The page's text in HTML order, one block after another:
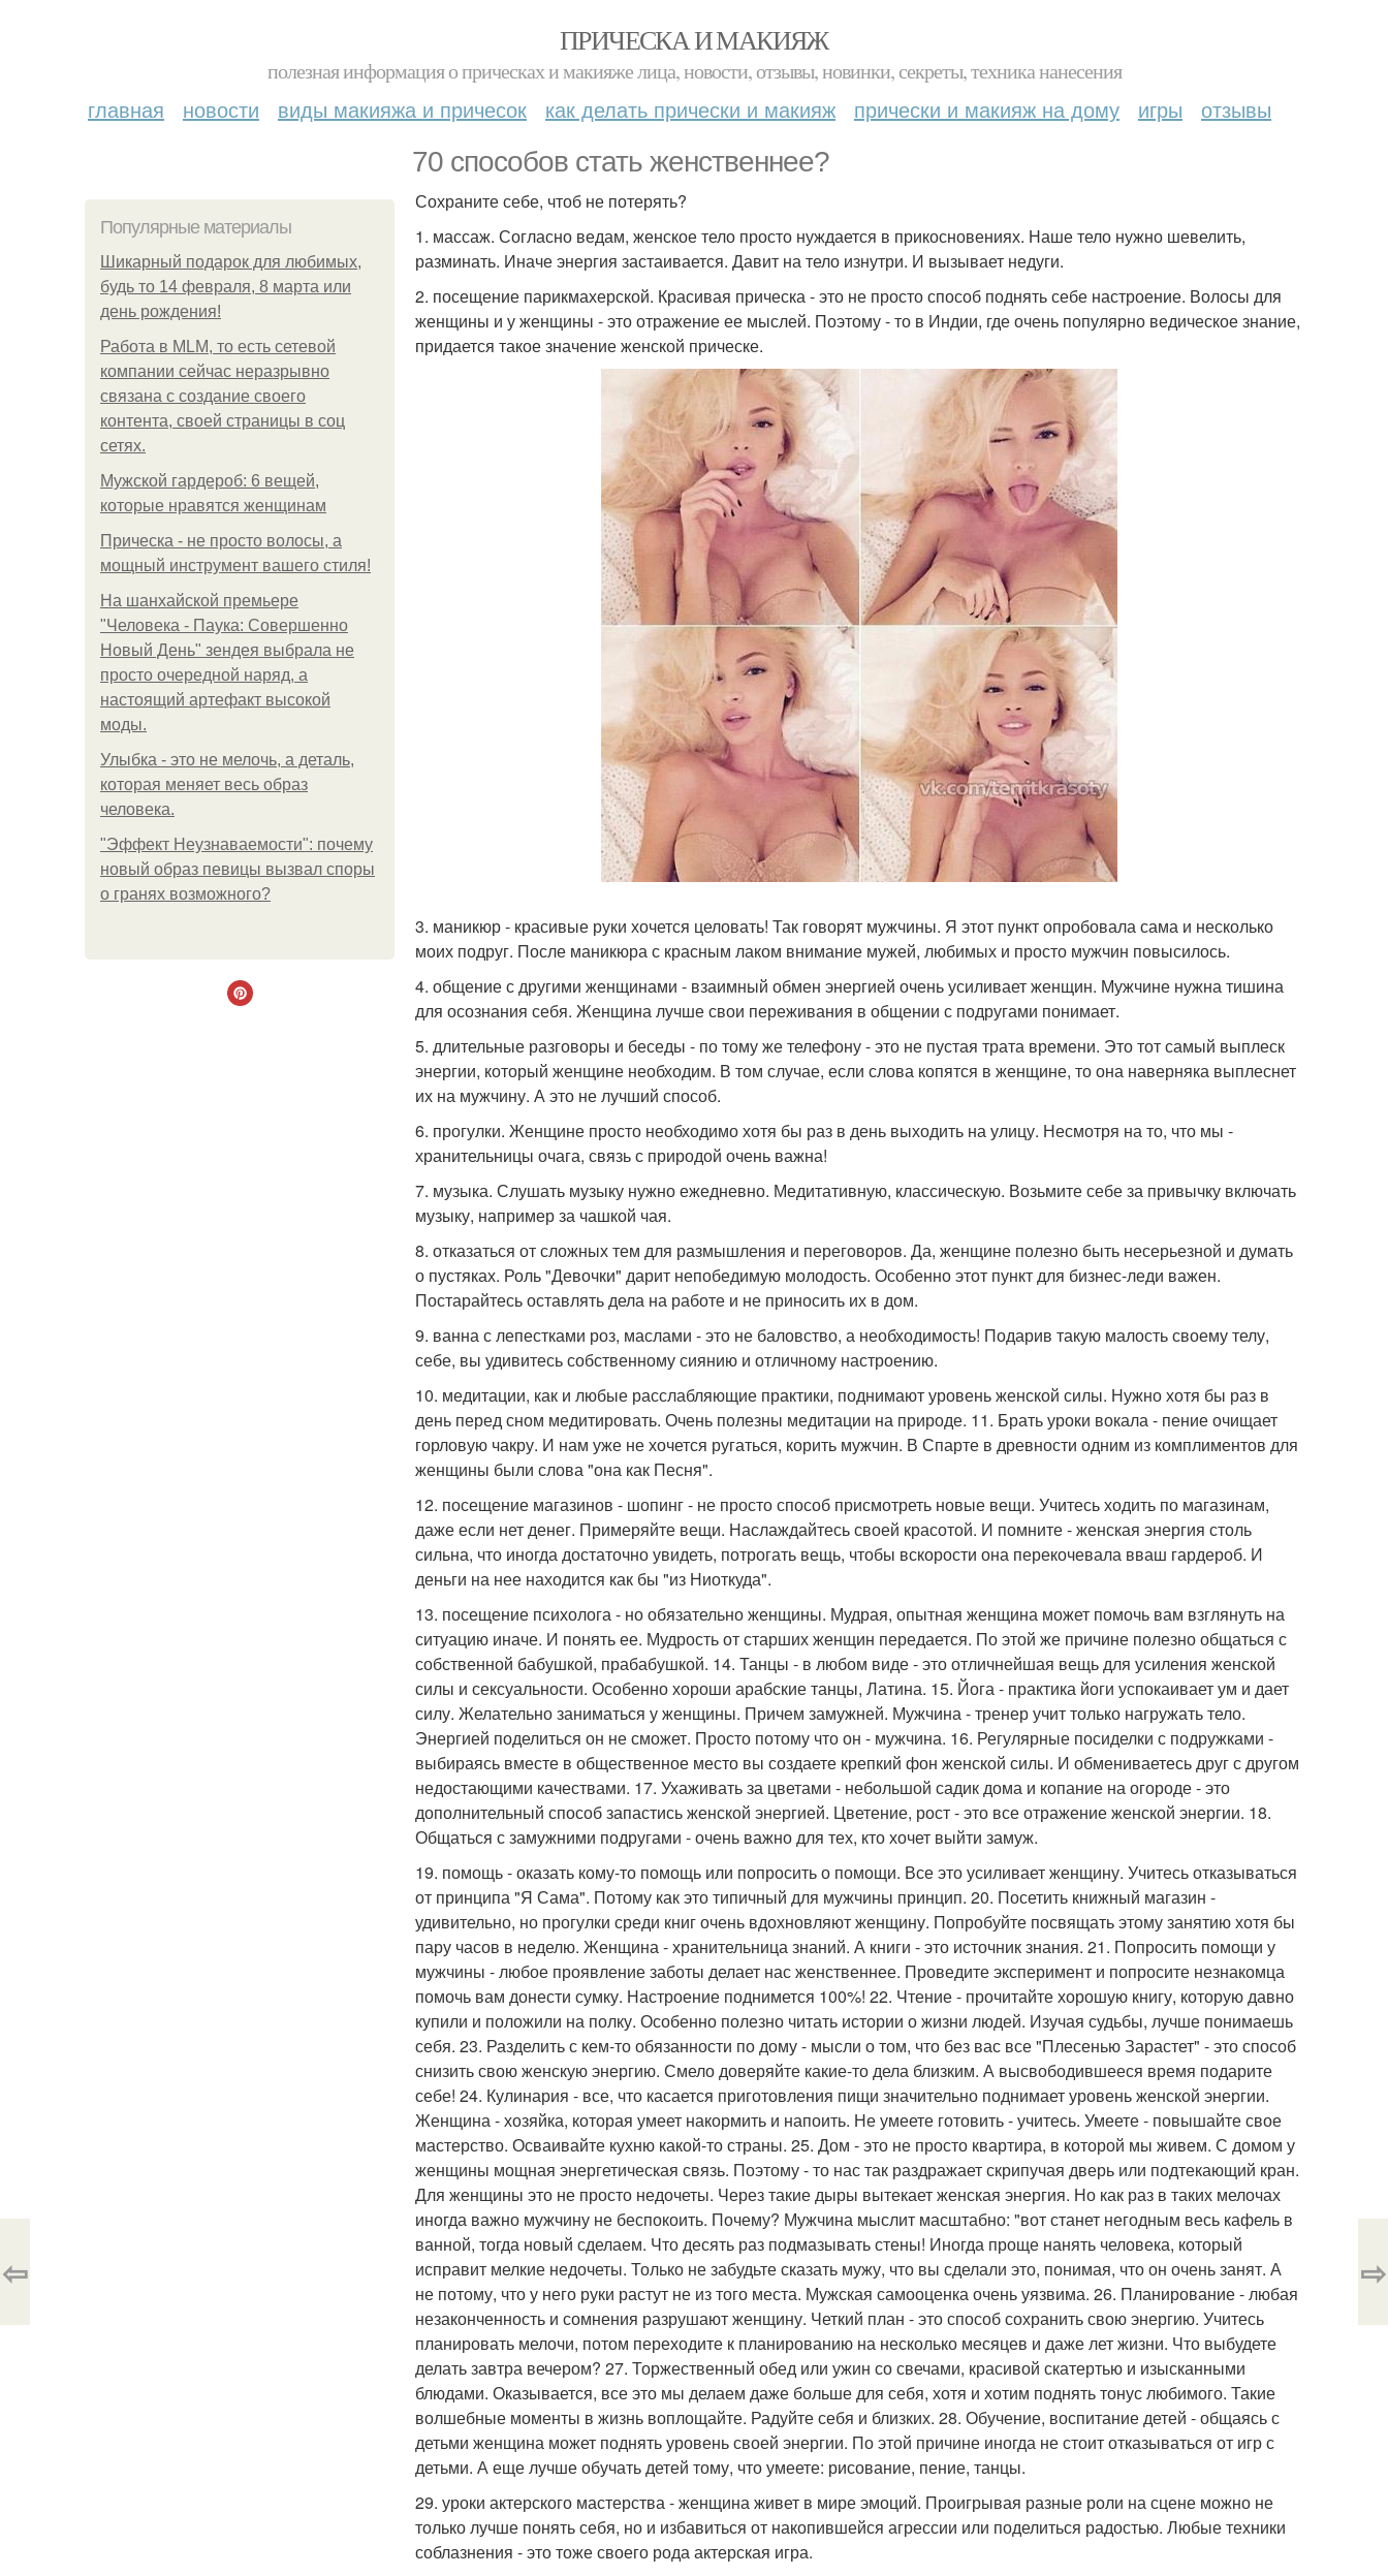
ПРИЧЕСКА И МАКИЯЖ
полезная информация о прическах и макияже лица, новости, отзывы, новинки, секреты, техника нанесения
главная новости виды макияжа и причесок как делать прически и макияж прически и макияж на дому игры отзывы
70 способов стать женственнее?
Популярные материалы
Шикарный подарок для любимых,
будь то 14 февраля, 8 марта или
день рождения!
Работа в MLM, то есть сетевой
компании сейчас неразрывно
связана с создание своего
контента, своей страницы в соц
сетях.
Мужской гардероб: 6 вещей,
которые нравятся женщинам
Прическа - не просто волосы, а
мощный инструмент вашего стиля!
На шанхайской премьере
"Человека - Паука: Совершенно
Новый День" зендея выбрала не
просто очередной наряд, а
настоящий артефакт высокой
моды.
Улыбка - это не мелочь, а деталь,
которая меняет весь образ
человека.
"Эффект Неузнаваемости": почему
новый образ певицы вызвал споры
о гранях возможного?
Сохраните себе, чтоб не потерять?
1. массаж. Согласно ведам, женское тело просто нуждается в прикосновениях. Наше тело нужно шевелить,
разминать. Иначе энергия застаивается. Давит на тело изнутри. И вызывает недуги.
2. посещение парикмахерской. Красивая прическа - это не просто способ поднять себе настроение. Волосы для
женщины и у женщины - это отражение ее мыслей. Поэтому - то в Индии, где очень популярно ведическое знание,
придается такое значение женской прическе.
3. маникюр - красивые руки хочется целовать! Так говорят мужчины. Я этот пункт опробовала сама и несколько
моих подруг. После маникюра с красным лаком внимание мужей, любимых и просто мужчин повысилось.
4. общение с другими женщинами - взаимный обмен энергией очень усиливает женщин. Мужчине нужна тишина
для осознания себя. Женщина лучше свои переживания в общении с подругами понимает.
5. длительные разговоры и беседы - по тому же телефону - это не пустая трата времени. Это тот самый выплеск
энергии, который женщине необходим. В том случае, если слова копятся в женщине, то она наверняка выплеснет
их на мужчину. А это не лучший способ.
6. прогулки. Женщине просто необходимо хотя бы раз в день выходить на улицу. Несмотря на то, что мы -
хранительницы очага, связь с природой очень важна!
7. музыка. Слушать музыку нужно ежедневно. Медитативную, классическую. Возьмите себе за привычку включать
музыку, например за чашкой чая.
8. отказаться от сложных тем для размышления и переговоров. Да, женщине полезно быть несерьезной и думать
о пустяках. Роль "Девочки" дарит непобедимую молодость. Особенно этот пункт для бизнес-леди важен.
Постарайтесь оставлять дела на работе и не приносить их в дом.
9. ванна с лепестками роз, маслами - это не баловство, а необходимость! Подарив такую малость своему телу,
себе, вы удивитесь собственному сиянию и отличному настроению.
10. медитации, как и любые расслабляющие практики, поднимают уровень женской силы. Нужно хотя бы раз в
день перед сном медитировать. Очень полезны медитации на природе. 11. Брать уроки вокала - пение очищает
горловую чакру. И нам уже не хочется ругаться, корить мужчин. В Спарте в древности одним из комплиментов для
женщины были слова "она как Песня".
12. посещение магазинов - шопинг - не просто способ присмотреть новые вещи. Учитесь ходить по магазинам,
даже если нет денег. Примеряйте вещи. Наслаждайтесь своей красотой. И помните - женская энергия столь
сильна, что иногда достаточно увидеть, потрогать вещь, чтобы вскорости она перекочевала вваш гардероб. И
деньги на нее находится как бы "из Ниоткуда".
13. посещение психолога - но обязательно женщины. Мудрая, опытная женщина может помочь вам взглянуть на
ситуацию иначе. И понять ее. Мудрость от старших женщин передается. По этой же причине полезно общаться с
собственной бабушкой, прабабушкой. 14. Танцы - в любом виде - это отличнейшая вещь для усиления женской
силы и сексуальности. Особенно хороши арабские танцы, Латина. 15. Йога - практика йоги успокаивает ум и дает
силу. Желательно заниматься у женщины. Причем замужней. Мужчина - тренер учит только нагружать тело.
Энергией поделиться он не сможет. Просто потому что он - мужчина. 16. Регулярные посиделки с подружками -
выбираясь вместе в общественное место вы создаете крепкий фон женской силы. И обмениваетесь друг с другом
недостающими качествами. 17. Ухаживать за цветами - небольшой садик дома и копание на огороде - это
дополнительный способ запастись женской энергией. Цветение, рост - это все отражение женской энергии. 18.
Общаться с замужними подругами - очень важно для тех, кто хочет выйти замуж.
19. помощь - оказать кому-то помощь или попросить о помощи. Все это усиливает женщину. Учитесь отказываться
от принципа "Я Сама". Потому как это типичный для мужчины принцип. 20. Посетить книжный магазин -
удивительно, но прогулки среди книг очень вдохновляют женщину. Попробуйте посвящать этому занятию хотя бы
пару часов в неделю. Женщина - хранительница знаний. А книги - это источник знания. 21. Попросить помощи у
мужчины - любое проявление заботы делает нас женственнее. Проведите эксперимент и попросите незнакомца
помочь вам донести сумку. Настроение поднимется 100%! 22. Чтение - прочитайте хорошую книгу, которую давно
купили и положили на полку. Особенно полезно читать истории о жизни людей. Изучая судьбы, лучше понимаешь
себя. 23. Разделить с кем-то обязанности по дому - мысли о том, что без вас все "Плесенью Зарастет" - это способ
снизить свою женскую энергию. Смело доверяйте какие-то дела близким. А высвободившееся время подарите
себе! 24. Кулинария - все, что касается приготовления пищи значительно поднимает уровень женской энергии.
Женщина - хозяйка, которая умеет накормить и напоить. Не умеете готовить - учитесь. Умеете - повышайте свое
мастерство. Осваивайте кухню какой-то страны. 25. Дом - это не просто квартира, в которой мы живем. С домом у
женщины мощная энергетическая связь. Поэтому - то нас так раздражает скрипучая дверь или подтекающий кран.
Для женщины это не просто недочеты. Через такие дыры вытекает женская энергия. Но как раз в таких мелочах
иногда важно мужчину не беспокоить. Почему? Мужчина мыслит масштабно: "вот станет негодным весь кафель в
ванной, тогда новый сделаем. Что десять раз подмазывать стены! Иногда проще нанять человека, который
исправит мелкие недочеты. Только не забудьте сказать мужу, что вы сделали это, понимая, что он очень занят. А
не потому, что у него руки растут не из того места. Мужская самооценка очень уязвима. 26. Планирование - любая
незаконченность и сомнения разрушают женщину. Четкий план - это способ сохранить свою энергию. Учитесь
планировать мелочи, потом переходите к планированию на несколько месяцев и даже лет жизни. Что выбудете
делать завтра вечером? 27. Торжественный обед или ужин со свечами, красивой скатертью и изысканными
блюдами. Оказывается, все это мы делаем даже больше для себя, хотя и хотим поднять тонус любимого. Такие
волшебные моменты в жизнь воплощайте. Радуйте себя и близких. 28. Обучение, воспитание детей - общаясь с
детьми женщина может поднять уровень своей энергии. По этой причине иногда не стоит отказываться от игр с
детьми. А еще лучше обучать детей тому, что умеете: рисование, пение, танцы.
29. уроки актерского мастерства - женщина живет в мире эмоций. Проигрывая разные роли на сцене можно не
только лучше понять себя, но и избавиться от накопившейся агрессии или поделиться радостью. Любые техники
соблазнения - это тоже своего рода актерская игра.
⇦ ⇨